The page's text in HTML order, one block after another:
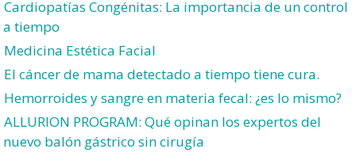
Cardiopatías Congénitas: La importancia de un control
a tiempo
Medicina Estética Facial
El cáncer de mama detectado a tiempo tiene cura.
Hemorroides y sangre en materia fecal: ¿es lo mismo?
ALLURION PROGRAM: Qué opinan los expertos del
nuevo balón gástrico sin cirugía